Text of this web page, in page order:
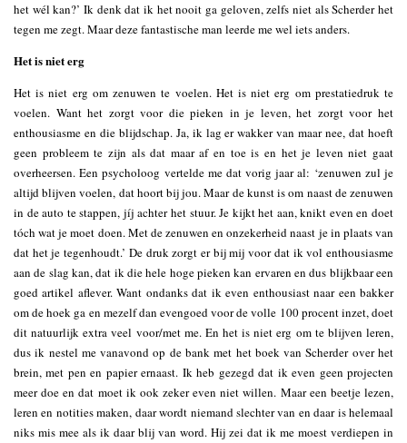
het wél kan?’ Ik denk dat ik het nooit ga geloven, zelfs niet als Scherder het
tegen me zegt. Maar deze fantastische man leerde me wel iets anders.
Het is niet erg
Het is niet erg om zenuwen te voelen. Het is niet erg om prestatiedruk te
voelen. Want het zorgt voor die pieken in je leven, het zorgt voor het
enthousiasme en die blijdschap. Ja, ik lag er wakker van maar nee, dat hoeft
geen probleem te zijn als dat maar af en toe is en het je leven niet gaat
overheersen. Een psycholoog vertelde me dat vorig jaar al: ‘zenuwen zul je
altijd blijven voelen, dat hoort bij jou. Maar de kunst is om naast de zenuwen
in de auto te stappen, jíj achter het stuur. Je kijkt het aan, knikt even en doet
tóch wat je moet doen. Met de zenuwen en onzekerheid naast je in plaats van
dat het je tegenhoudt.’ De druk zorgt er bij mij voor dat ik vol enthousiasme
aan de slag kan, dat ik die hele hoge pieken kan ervaren en dus blijkbaar een
goed artikel aflever. Want ondanks dat ik even enthousiast naar een bakker
om de hoek ga en mezelf dan evengoed voor de volle 100 procent inzet, doet
dit natuurlijk extra veel voor/met me. En het is niet erg om te blijven leren,
dus ik nestel me vanavond op de bank met het boek van Scherder over het
brein, met pen en papier ernaast. Ik heb gezegd dat ik even geen projecten
meer doe en dat moet ik ook zeker even niet willen. Maar een beetje lezen,
leren en notities maken, daar wordt niemand slechter van en daar is helemaal
niks mis mee als ik daar blij van word. Hij zei dat ik me moest verdiepen in